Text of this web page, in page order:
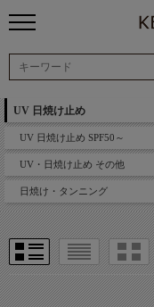
UV 日焼け止め
UV 日焼け止め SPF50～
UV・日焼け止め その他
日焼け・タンニング